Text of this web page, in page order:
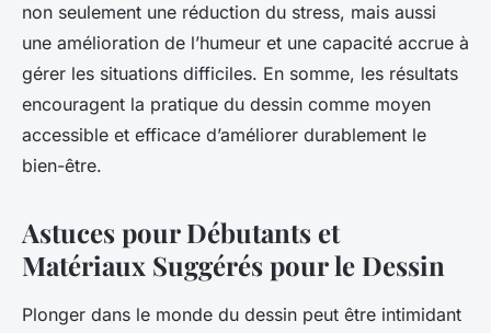
non seulement une réduction du stress, mais aussi
une amélioration de l’humeur et une capacité accrue à
gérer les situations difficiles. En somme, les résultats
encouragent la pratique du dessin comme moyen
accessible et efficace d’améliorer durablement le
bien-être.
Astuces pour Débutants et
Matériaux Suggérés pour le Dessin
Plonger dans le monde du dessin peut être intimidant